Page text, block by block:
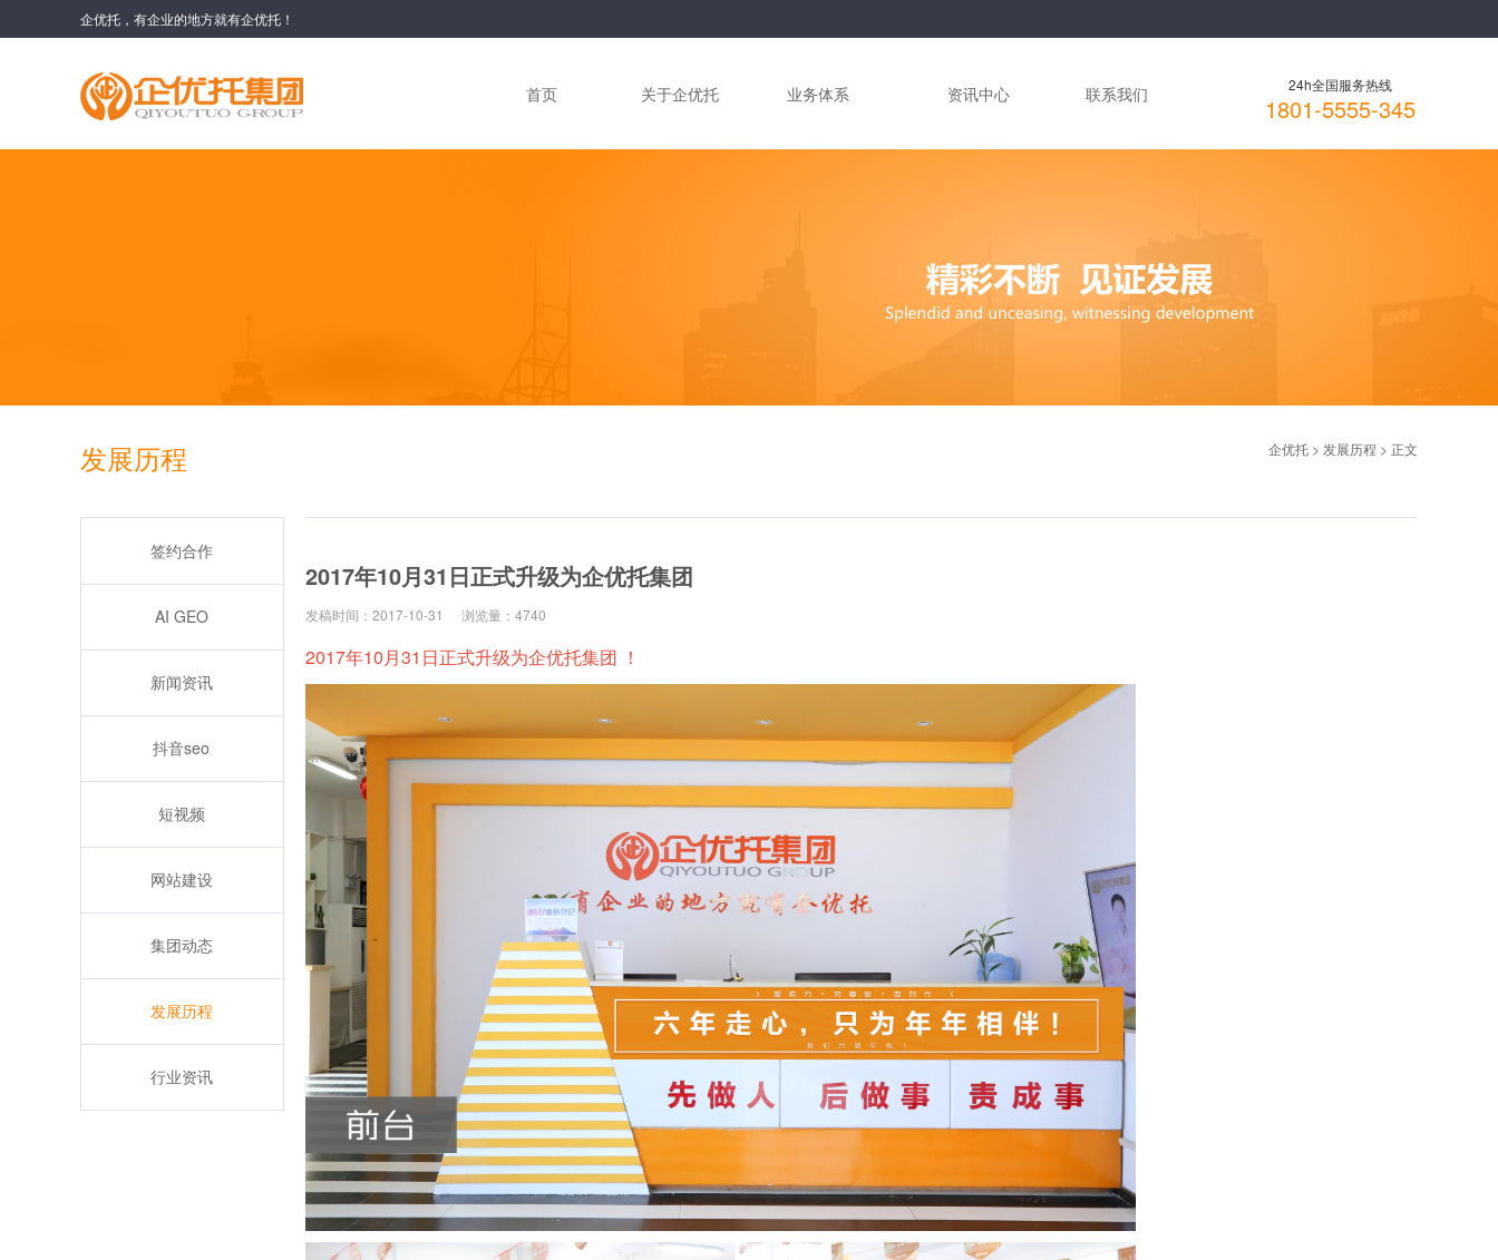
企优托，有企业的地方就有企优托！
首页 关于企优托 业务体系
运营猫工具箱
资讯中心
抖音seo
短视频
发展历程
联系我们 24h全国服务热线
1801-5555-345
发展历程 企优托 > 发展历程 > 正文
签约合作
AI GEO
新闻资讯
抖音seo
短视频
网站建设
集团动态
发展历程
行业资讯
2017年10月31日正式升级为企优托集团
发稿时间：2017-10-31 浏览量：4740
2017年10月31日正式升级为企优托集团 ！